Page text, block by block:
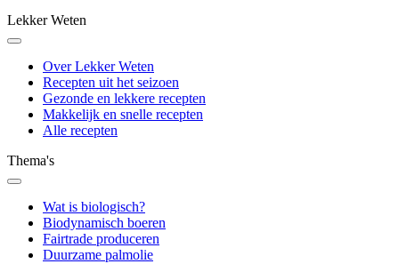
Lekker Weten
Over Lekker Weten
Recepten uit het seizoen
Gezonde en lekkere recepten
Makkelijk en snelle recepten
Alle recepten
Thema's
Wat is biologisch?
Biodynamisch boeren
Fairtrade produceren
Duurzame palmolie